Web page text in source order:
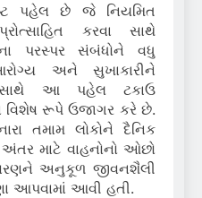
પહેલ છે જે નિયમિત
કરવા સાથે
પરસ્પર સંબંધોને વધુ
અને સુખાકારીને
સાથે આ પહેલ ટકાઉ
રૂપે ઉજાગર કરે છે.
તમામ લોકોને દૈનિક
માટે વાહનોનો ઓછો
અનુકૂળ જીવનશૈલી
આપવામાં આવી હતી.